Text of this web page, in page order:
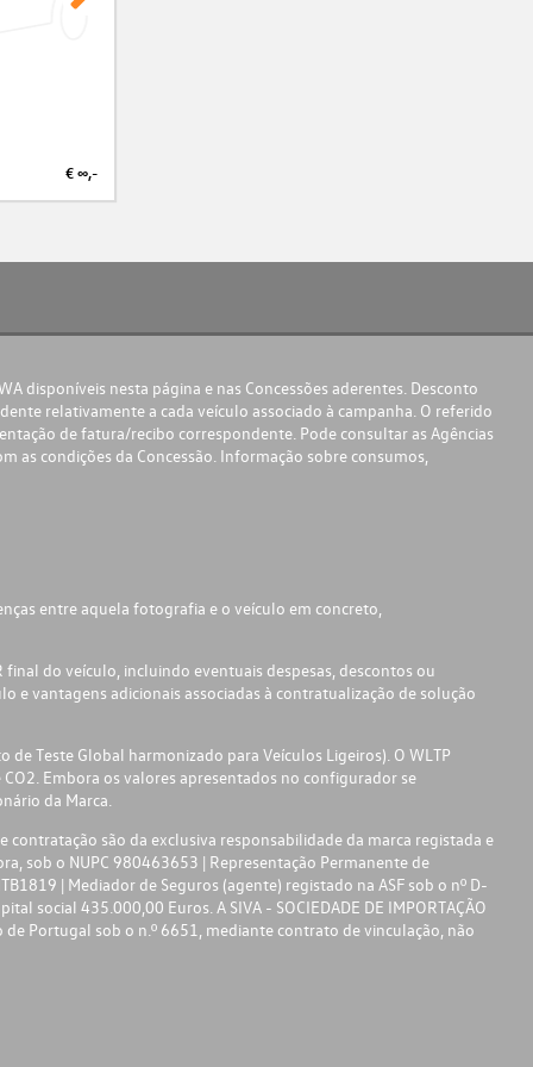
€ ∞,-
disponíveis nesta página e nas Concessões aderentes. Desconto
relativamente a cada veículo associado à campanha. O referido
de fatura/recibo correspondente. Pode consultar as Agências
condições da Concessão. Informação sobre consumos,
entre aquela fotografia e o veículo em concreto,
do veículo, incluindo eventuais despesas, descontos ou
e vantagens adicionais associadas à contratualização de solução
Teste Global harmonizado para Veículos Ligeiros). O WLTP
Embora os valores apresentados no configurador se
da Marca.
são da exclusiva responsabilidade da marca registada e
sob o NUPC 980463653 | Representação Permanente de
| Mediador de Seguros (agente) registado na ASF sob o nº D-
social 435.000,00 Euros. A SIVA - SOCIEDADE DE IMPORTAÇÃO
Portugal sob o n.º 6651, mediante contrato de vinculação, não